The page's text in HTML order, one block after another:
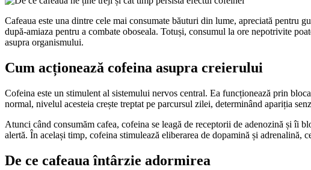
Cafeaua este una dintre cele mai consumate băuturi din lume, apreciată pentru
după-amiaza pentru a combate oboseala. Totuși, consumul la ore nepotrivite
asupra organismului.
Cum acționează cofeina asupra creierului
Cofeina este un stimulent al sistemului nervos central. Ea funcționează prin
normal, nivelul acesteia crește treptat pe parcursul zilei, determinând apariția
Atunci când consumăm cafea, cofeina se leagă de receptorii de adenozină și îi
alertă. În același timp, cofeina stimulează eliberarea de dopamină și adrenalină,
De ce cafeaua întârzie adormirea